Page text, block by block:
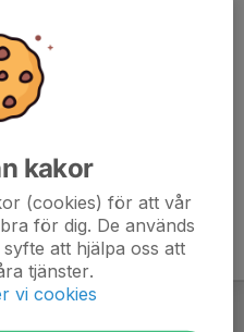
kakor
(cookies) för att vår
för dig. De används
att hjälpa oss att
tjänster.
vi cookies